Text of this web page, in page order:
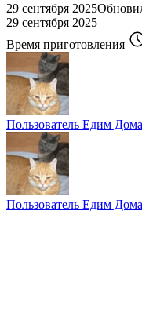
29 сентября 2025
29 сентября 2025
Время приготовления
Пользователь Едим Дома
Пользователь Едим Дома